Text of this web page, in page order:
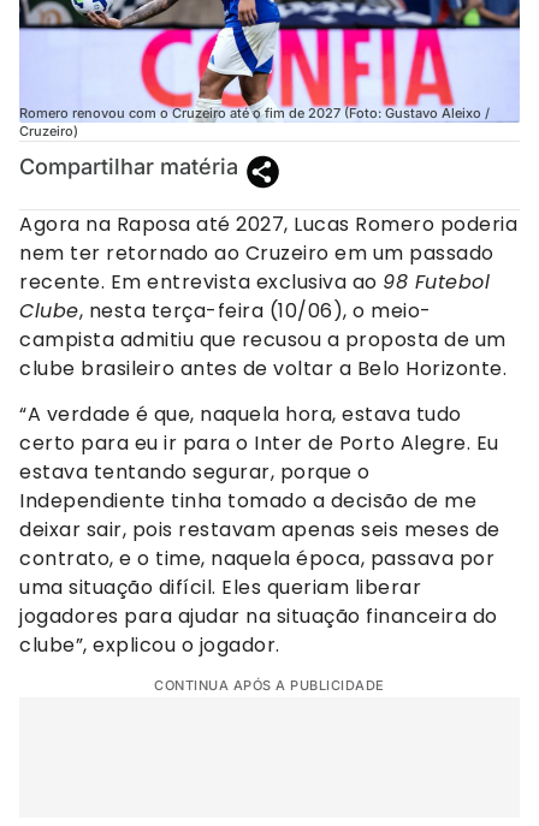
Romero renovou com o Cruzeiro até o fim de 2027 (Foto: Gustavo Aleixo /
Cruzeiro)
Compartilhar matéria
Agora na Raposa até 2027, Lucas Romero poderia
nem ter retornado ao Cruzeiro em um passado
recente. Em entrevista exclusiva ao 98 Futebol
Clube, nesta terça-feira (10/06), o meio-
campista admitiu que recusou a proposta de um
clube brasileiro antes de voltar a Belo Horizonte.
“A verdade é que, naquela hora, estava tudo
certo para eu ir para o Inter de Porto Alegre. Eu
estava tentando segurar, porque o
Independiente tinha tomado a decisão de me
deixar sair, pois restavam apenas seis meses de
contrato, e o time, naquela época, passava por
uma situação difícil. Eles queriam liberar
jogadores para ajudar na situação financeira do
clube”, explicou o jogador.
CONTINUA APÓS A PUBLICIDADE